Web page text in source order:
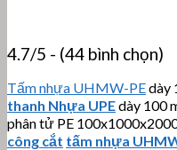
4.7/5 - (44 bình chọn)
Tấm nhựa UHMW-PEdày
thanh Nhựa UPEdày 100
phân tử PE
công cắt tấm nhựa